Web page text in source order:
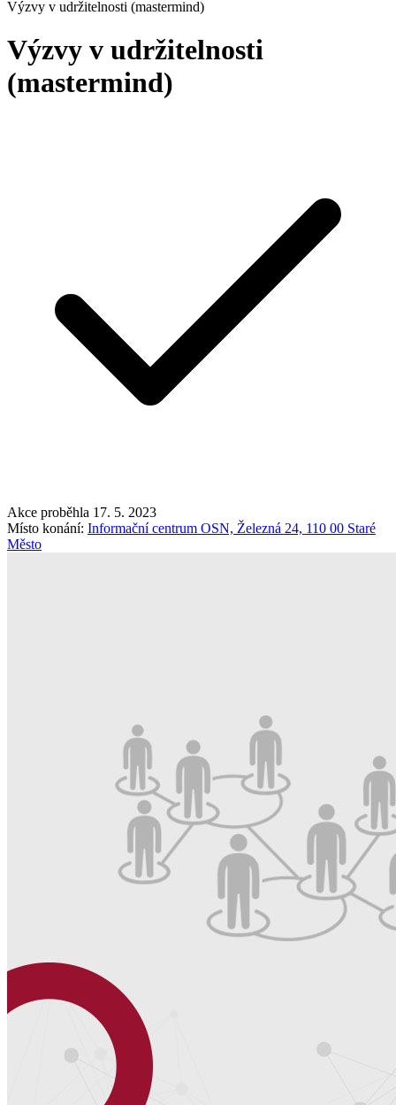
Výzvy v udržitelnosti (mastermind)
Výzvy v udržitelnosti
(mastermind)
Akce proběhla 17. 5. 2023
Místo konání: Informační centrum OSN, Železná 24, 110 00 Staré
Město